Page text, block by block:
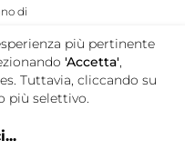
di
più pertinente
'Accetta',
Tuttavia, cliccando su
più selettivo.
...